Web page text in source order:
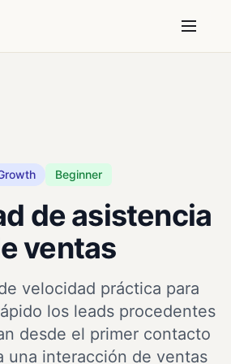
Beginner
de asistencia
ventas
velocidad práctica para
los leads procedentes
desde el primer contacto
una interacción de ventas